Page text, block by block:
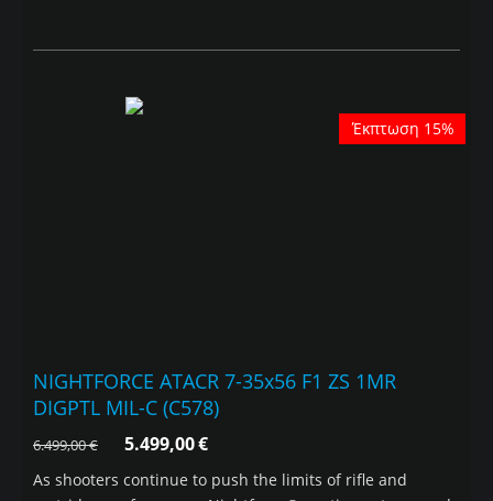
Έκπτωση 15%
NIGHTFORCE ATACR 7-35x56 F1 ZS 1MR
DIGPTL MIL-C (C578)
6.499,00€ 5.499,00€
As shooters continue to push the limits of rifle and